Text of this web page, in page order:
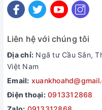
Liên hệ với chúng tôi
Địa chỉ: Ngã tư Cầu Sắn,
Việt Nam
Email:
Điện thoại: 0913312868